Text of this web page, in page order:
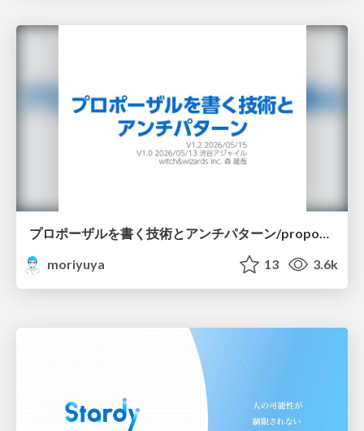
プロポーザルを書く技術とアンチパターン/proposal-writing-and-antipatterns
moriyuya
13 3.6k